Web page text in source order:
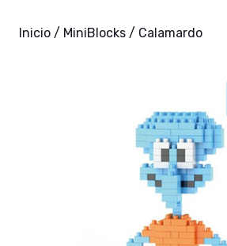
Inicio / MiniBlocks / Calamardo